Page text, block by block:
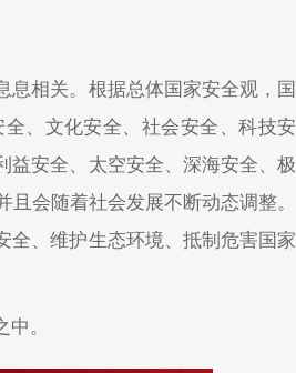
息相关。根据总体国家安全观，国
、文化安全、社会安全、科技安
益安全、太空安全、深海安全、极
会随着社会发展不断动态调整。
全、维护生态环境、抵制危害国家
。